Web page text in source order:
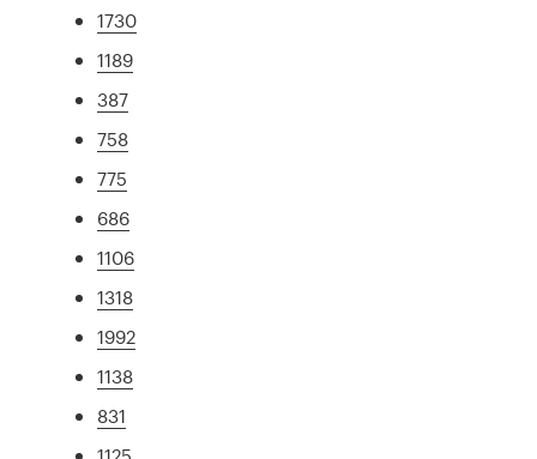
1730
1189
387
758
775
686
1106
1318
1992
1138
831